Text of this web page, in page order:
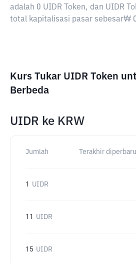
adalah 0 UIDR Token, dan UIDR
total kapitalisasi pasar sebesar₩
Kurs Tukar UIDR Token
Berbeda
UIDR ke KRW
Jumlah Terakhir
1 UIDR
11 UIDR
15 UIDR